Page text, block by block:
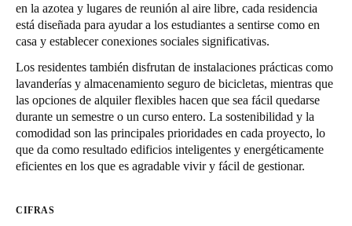
Español
Colombia
Español
Chile
Español
en la azotea y lugares de reunión al aire libre, cada residencia
está diseñada para ayudar a los estudiantes a sentirse como en
casa y establecer conexiones sociales significativas.
Los residentes también disfrutan de instalaciones prácticas como
lavanderías y almacenamiento seguro de bicicletas, mientras que
las opciones de alquiler flexibles hacen que sea fácil quedarse
durante un semestre o un curso entero. La sostenibilidad y la
comodidad son las principales prioridades en cada proyecto, lo
que da como resultado edificios inteligentes y energéticamente
eficientes en los que es agradable vivir y fácil de gestionar.
CIFRAS